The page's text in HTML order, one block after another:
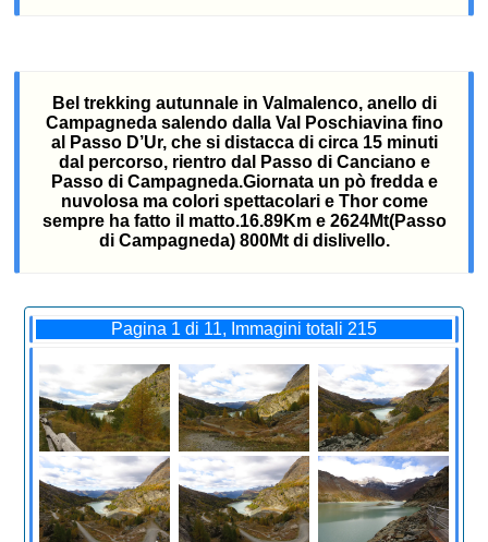
Bel trekking autunnale in Valmalenco, anello di
Campagneda salendo dalla Val Poschiavina fino
al Passo D’Ur, che si distacca di circa 15 minuti
dal percorso, rientro dal Passo di Canciano e
Passo di Campagneda.Giornata un pò fredda e
nuvolosa ma colori spettacolari e Thor come
sempre ha fatto il matto.16.89Km e 2624Mt(Passo
di Campagneda) 800Mt di dislivello.
Pagina 1 di 11, Immagini totali 215